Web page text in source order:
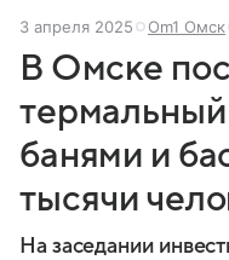
3 апреля 2025 Om1 Омск
В Омске
банями и
тысячи
На заседании